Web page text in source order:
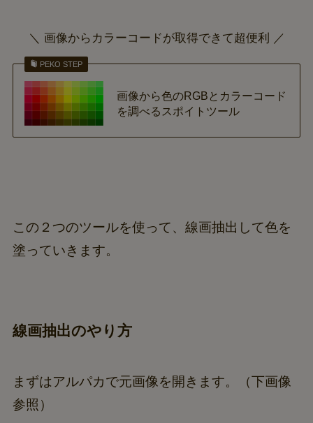
＼ 画像からカラーコードが取得できて超便利 ／
PEKO STEP
画像から色のRGBとカラーコード
を調べるスポイトツール
この２つのツールを使って、線画抽出して色を
塗っていきます。
線画抽出のやり方
まずはアルパカで元画像を開きます。（下画像
参照）